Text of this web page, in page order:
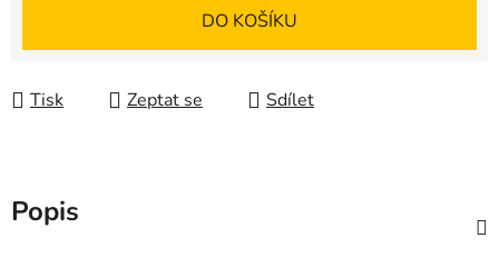
DO KOŠÍKU
Tisk Zeptat se Sdílet
Popis